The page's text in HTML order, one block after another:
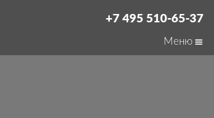
+7 495 510-65-37
Меню